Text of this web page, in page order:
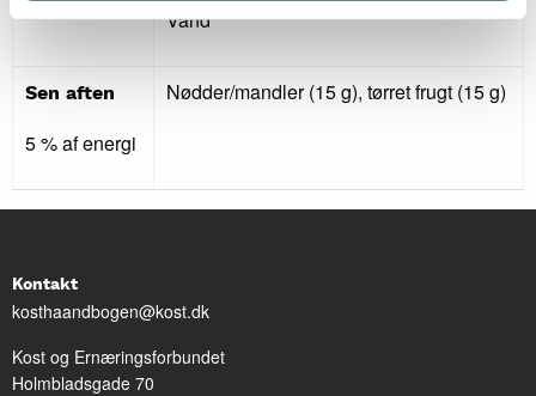
Vand
Sen aften
5 % af energi
Nødder/mandler (15 g), tørret frugt (15 g)
Kontakt
kosthaandbogen@kost.dk
Kost og Ernæringsforbundet
Holmbladsgade 70